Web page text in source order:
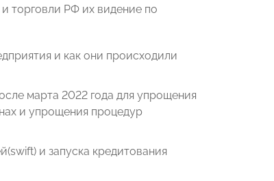
торговли РФ их видение по
и как они происходили
марта 2022 года для упрощения
и упрощения процедур
и запуска кредитования